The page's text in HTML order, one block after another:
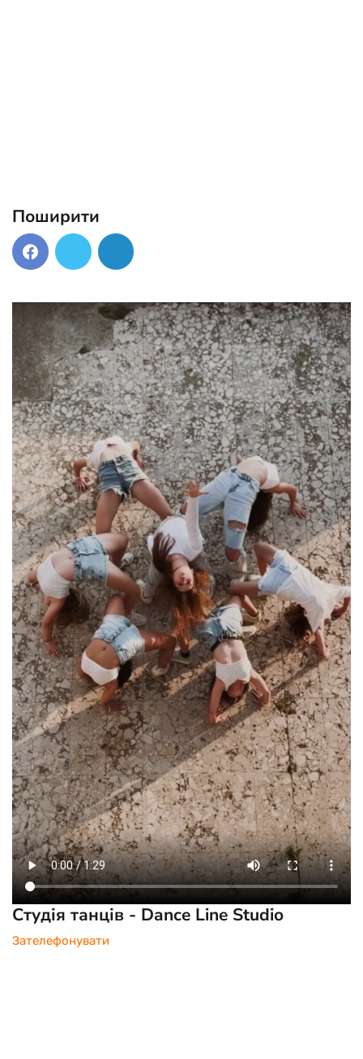
Поширити
Студія танців - Dance Line Studio
Зателефонувати